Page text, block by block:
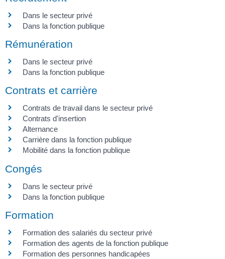
Dans le secteur privé
Dans la fonction publique
Rémunération
Dans le secteur privé
Dans la fonction publique
Contrats et carrière
Contrats de travail dans le secteur privé
Contrats d'insertion
Alternance
Carrière dans la fonction publique
Mobilité dans la fonction publique
Congés
Dans le secteur privé
Dans la fonction publique
Formation
Formation des salariés du secteur privé
Formation des agents de la fonction publique
Formation des personnes handicapées